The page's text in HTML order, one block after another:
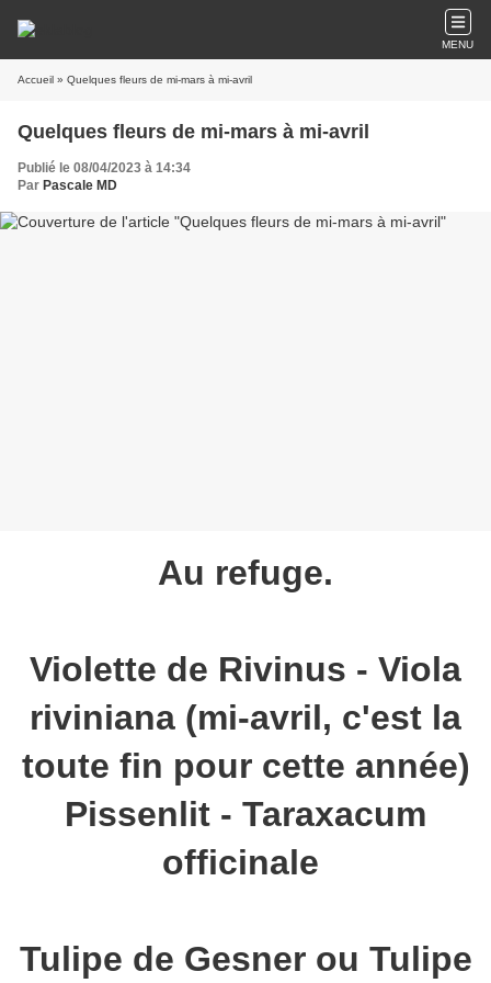
MENU
Accueil » Quelques fleurs de mi-mars à mi-avril
Quelques fleurs de mi-mars à mi-avril
Publié le 08/04/2023 à 14:34
Par Pascale MD
Au refuge.
Violette de Rivinus - Viola
riviniana (mi-avril, c'est la
toute fin pour cette année)
Pissenlit - Taraxacum
officinale
Tulipe de Gesner ou Tulipe